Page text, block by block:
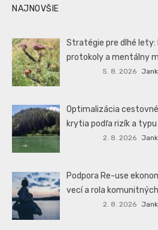
NAJNOVŠIE
Stratégie pre dlhé lety:
protokoly a mentálny
5. 8. 2026
Optimalizácia
krytia podľa rizík a
2. 8. 2026
Podpora Re-use
vecí a rola
2. 8. 2026